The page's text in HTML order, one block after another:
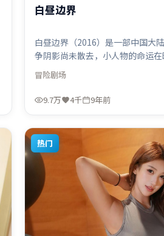
白昼边界
白昼边界（2016）是一部中国大
争阴影尚未散去，小人物的命运
放下。叙事线索多线并进，最终在
导，全智贤、肖战、古天乐，杨紫
片于2016年12月22日（中国大陆
冒险剧场
9.7万 4千 9年前
热门